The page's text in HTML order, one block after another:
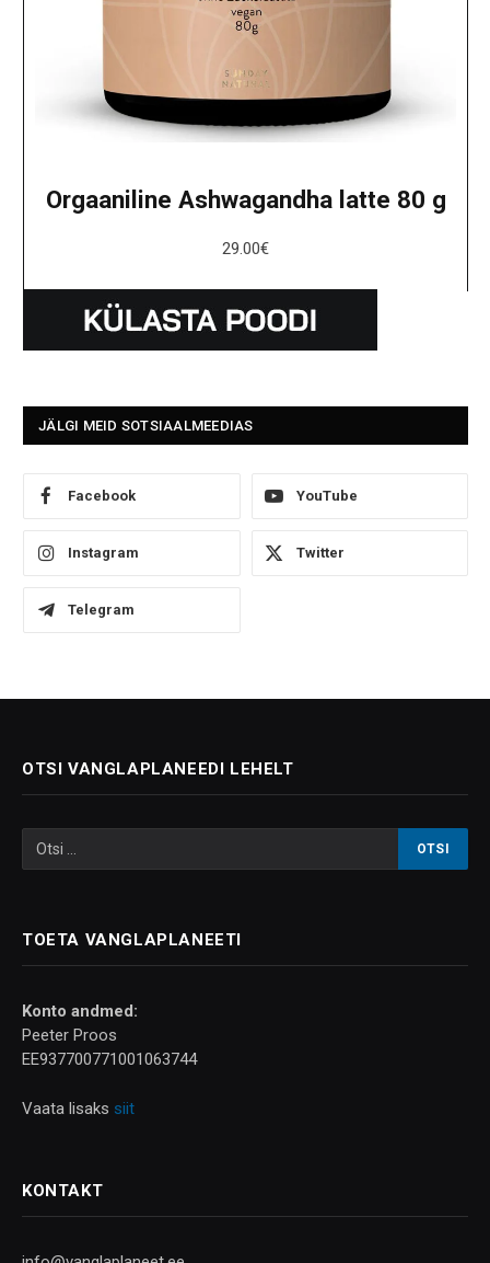
Orgaaniline Ashwagandha latte 80 g
29.00€
JÄLGI MEID SOTSIAALMEEDIAS
Facebook YouTube
Instagram Twitter
Telegram
OTSI VANGLAPLANEEDI LEHELT
TOETA VANGLAPLANEETI
Konto andmed:
Peeter Proos
EE937700771001063744
Vaata lisaks siit
KONTAKT